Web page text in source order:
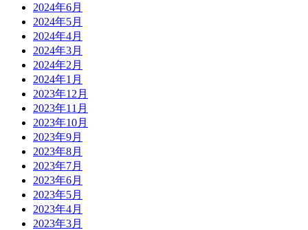
2024年6月
2024年5月
2024年4月
2024年3月
2024年2月
2024年1月
2023年12月
2023年11月
2023年10月
2023年9月
2023年8月
2023年7月
2023年6月
2023年5月
2023年4月
2023年3月